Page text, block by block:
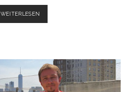
WEITERLESEN
NEW
DEN
BESTEN
50
DER